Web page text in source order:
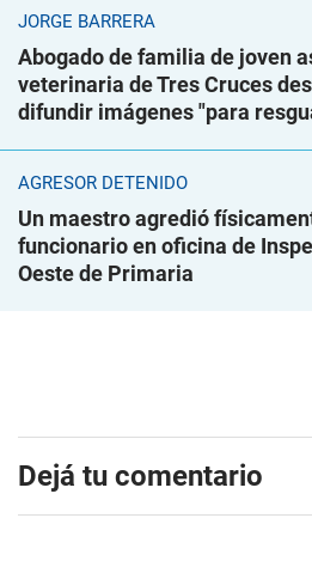
JORGE BARRERA
Abogado de familia de joven
veterinaria de Tres Cruces
difundir imágenes "para
AGRESOR DETENIDO
Un maestro agredió
funcionario en oficina de
Oeste de Primaria
Dejá tu comentario